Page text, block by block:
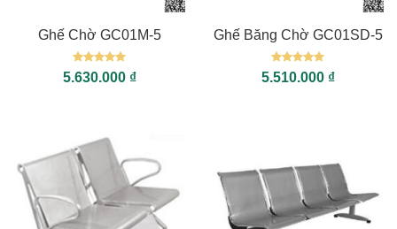
Ghế Chờ GC01M-5
Được xếp
hạng55
5.630.000 ₫
Ghế Băng Chờ GC01SD-5
Được xếp
hạng55
5.510.000 ₫